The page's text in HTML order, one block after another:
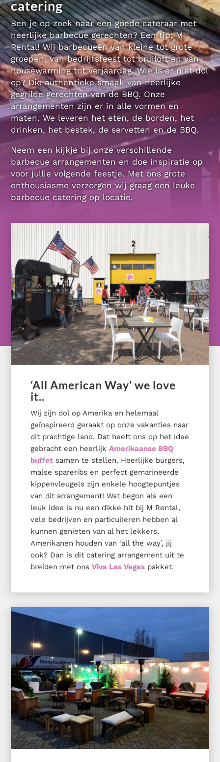
M-Rental heeft totaalpakketten voor evenementen. Van
bruiloften en bedrijfsfeesten tot tuinfeesten.
Bekijk de mogelijkheden
catering
Ben je op zoek naar een goede cateraar met
heerlijke barbecue gerechten? Een tip: M
Rental! Wij barbecueën van kleine tot grote
groepen, van bedrijfsfeest tot bruiloft en van
housewarming tot verjaardag. Wie is er niet dol
op? Die authentieke smaak van heerlijke
gegrilde gerechten van de BBQ. Onze
arrangementen zijn er in alle vormen en
maten. We leveren het eten, de borden, het
drinken, het bestek, de servetten en de BBQ.
Neem een kijkje bij onze verschillende
barbecue arrangementen en doe inspiratie op
voor jullie volgende feestje. Met ons grote
enthousiasme verzorgen wij graag een leuke
barbecue catering op locatie.
‘All American Way’ we love
it..
Wij zijn dol op Amerika en helemaal
geïnspireerd geraakt op onze vakanties naar
dit prachtige land. Dat heeft ons op het idee
gebracht een heerlijkAmerikaanse BBQ
buffet samen te stellen. Heerlijke burgers,
malse spareribs en perfect gemarineerde
kippenvleugels zijn enkele hoogtepuntjes
van dit arrangement! Wat begon als een
leuk idee is nu een dikke hit bij M Rental,
vele bedrijven en particulieren hebben al
kunnen genieten van al het lekkers.
Amerikanen houden van ‘all the way’, jij
ook? Dan is dit catering arrangement uit te
breiden met onsViva Las Vegas pakket.